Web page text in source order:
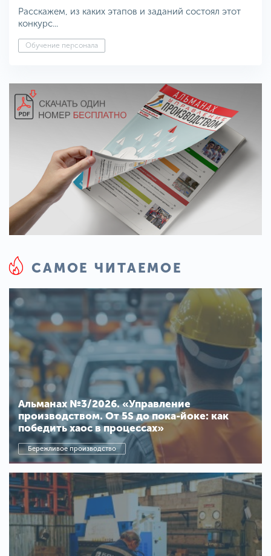
Расскажем, из каких этапов и заданий состоял этот
конкурс...
Обучение персонала
САМОЕ ЧИТАЕМОЕ
Альманах №3/2026. «Управление
производством. От 5S до пока-йоке: как
победить хаос в процессах»
Бережливое производство